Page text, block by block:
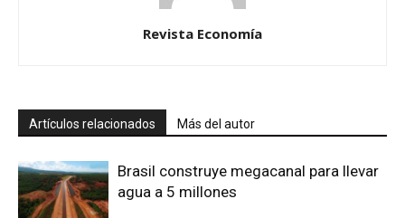
Revista Economía
Artículos relacionados Más del autor
Brasil construye megacanal para llevar
agua a 5 millones